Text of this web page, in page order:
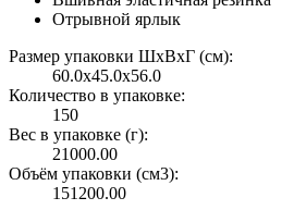
Отрывной ярлык
Размер упаковки ШxВxГ (см):
60.0x45.0x56.0
Количество в упаковке:
150
Вес в упаковке (г):
21000.00
Объём упаковки (см3):
151200.00